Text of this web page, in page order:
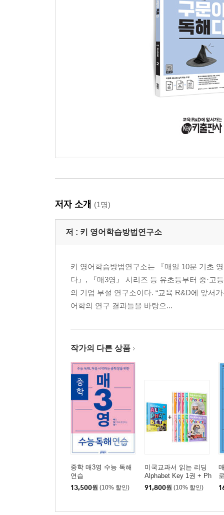
저자 소개 (1명)
저 : 키 영어학습방법연구소
키 영어학습방법연구소는 『매일 10분 기초
다』, 『매3영』 시리즈 등 유초등부터 중·고
의 기업 부설 연구소이다. “교육 R&D에 앞서
어학의 연구 결과들을 바탕으...
작가의 다른 상품
중학 매3영 수능 독해
연습
13,500원 (10% 할인)
미국교과서 읽는 리딩
Alphabet Key 1권 + Ph
onics Key 10권 세트
(전 11권)
91,800원 (10% 할인)